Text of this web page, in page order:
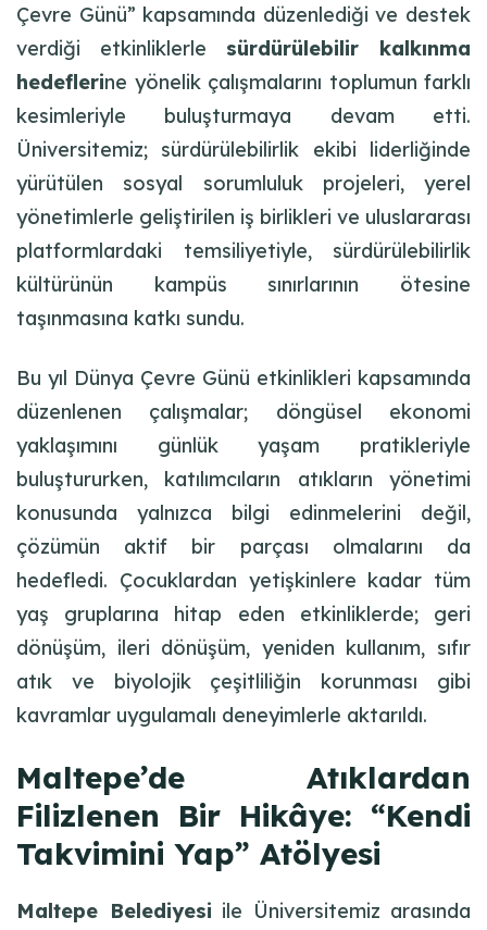
Çevre Günü” kapsamında düzenlediği ve destek
verdiği etkinliklerle
sürdürülebilir kalkınma
hedeflerine yönelik çalışmalarını toplumun farklı
kesimleriyle buluşturmaya devam etti.
Üniversitemiz; sürdürülebilirlik ekibi liderliğinde
yürütülen sosyal sorumluluk projeleri, yerel
yönetimlerle geliştirilen iş birlikleri ve uluslararası
platformlardaki temsiliyetiyle, sürdürülebilirlik
kültürünün kampüs sınırlarının ötesine
taşınmasına katkı sundu.
Bu yıl Dünya Çevre Günü etkinlikleri kapsamında
düzenlenen çalışmalar; döngüsel ekonomi
yaklaşımını günlük yaşam pratikleriyle
buluştururken, katılımcıların atıkların yönetimi
konusunda yalnızca bilgi edinmelerini değil,
çözümün aktif bir parçası olmalarını da
hedefledi. Çocuklardan yetişkinlere kadar tüm
yaş gruplarına hitap eden etkinliklerde; geri
dönüşüm, ileri dönüşüm, yeniden kullanım, sıfır
atık ve biyolojik çeşitliliğin korunması gibi
kavramlar uygulamalı deneyimlerle aktarıldı.
Maltepe’de Atıklardan
Filizlenen Bir Hikâye: “Kendi
Takvimini Yap” Atölyesi
Maltepe Belediyesi ile Üniversitemiz arasında